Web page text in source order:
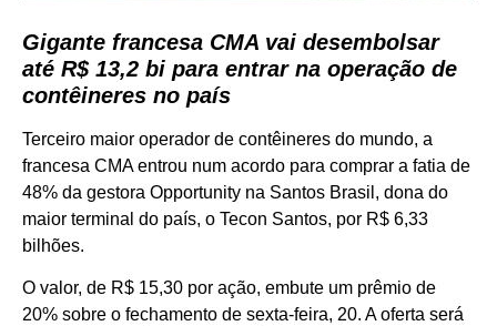
Gigante francesa CMA vai desembolsar
até R$ 13,2 bi para entrar na operação de
contêineres no país
Terceiro maior operador de contêineres do mundo, a
francesa CMA entrou num acordo para comprar a fatia de
48% da gestora Opportunity na Santos Brasil, dona do
maior terminal do país, o Tecon Santos, por R$ 6,33
bilhões.
O valor, de R$ 15,30 por ação, embute um prêmio de
20% sobre o fechamento de sexta-feira, 20. A oferta será